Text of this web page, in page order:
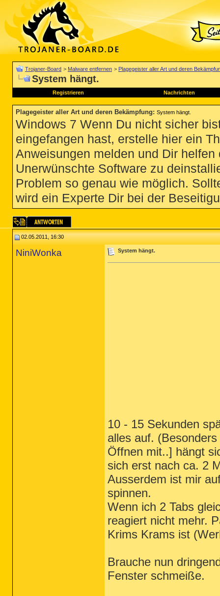
Trojaner-Board > Malware entfernen > Plagegeister aller Art und deren
System hängt.
Registrieren Nachrichten
Plagegeister aller Art und deren Bekämpfung: System hängt.
Windows 7 Wenn Du nicht sicher
eingefangen hast, erstelle hier ein
Anweisungen melden und Dir
Unerwünschte Software zu
Problem so genau wie möglich.
wird ein Experte Dir bei der
02.05.2011, 16:30
NiniWonka System hängt.
10 - 15 Sekunden
alles auf.
Öffnen mit..] hängt
sich erst nach ca. 2
Ausserdem ist mir
spinnen.
Wenn ich 2 Tabs
reagiert nicht mehr.
Krims Krams ist
Brauche nun
Fenster schmeiße.